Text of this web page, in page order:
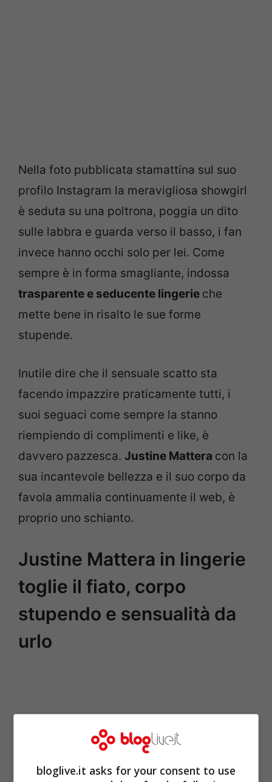
Nella foto pubblicata stamattina sul suo
profilo Instagram la meravigliosa showgirl
è seduta su una poltrona, poggia un dito
sulle labbra e guarda verso il basso, i fan
invece hanno occhi solo per lei. Come
sempre è in forma smagliante, indossa
trasparente e seducente lingerie che
mette bene in risalto le sue forme
stupende.
Inutile dire che il sensuale scatto sta
facendo impazzire praticamente tutti, i
suoi seguaci come sempre la stanno
riempiendo di complimenti e like, è
davvero pazzesca. Justine Mattera con la
sua incantevole bellezza e il suo corpo da
favola ammalia continuamente il web, è
proprio uno schianto.
Justine Mattera in lingerie
toglie il fiato, corpo
stupendo e sensualità da
urlo
bloglive.it asks for your consent to use